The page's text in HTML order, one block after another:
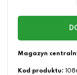
Magazyn
Kod produktu: